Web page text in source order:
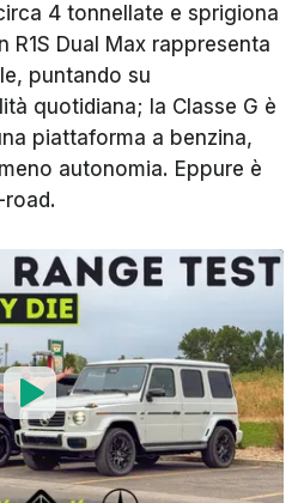
4 tonnellate e sprigiona
R1S Dual Max rappresenta
puntando su
quotidiana; la Classe G è
piattaforma a benzina,
autonomia. Eppure è
road.